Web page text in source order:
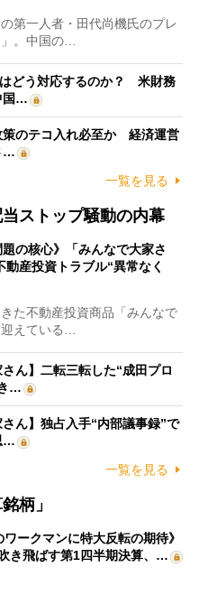
第一人者・田代尚機氏のプレ
。中国の…
どう対応するのか？ 米財務
国…
策のテコ入れ必至か 経済運営
…
一覧を見る
当ストップ騒動の内幕
題の核心》「みんなで大家さ
動産投資トラブル“異常なく
た不動産投資商品「みんなで
えている…
ん】二転三転した“成田プロ
…
ん】独占入手“内部議事録”で
…
一覧を見る
柄」
ワークマンに特大反転の期待》
き飛ばす第1四半期決算、…